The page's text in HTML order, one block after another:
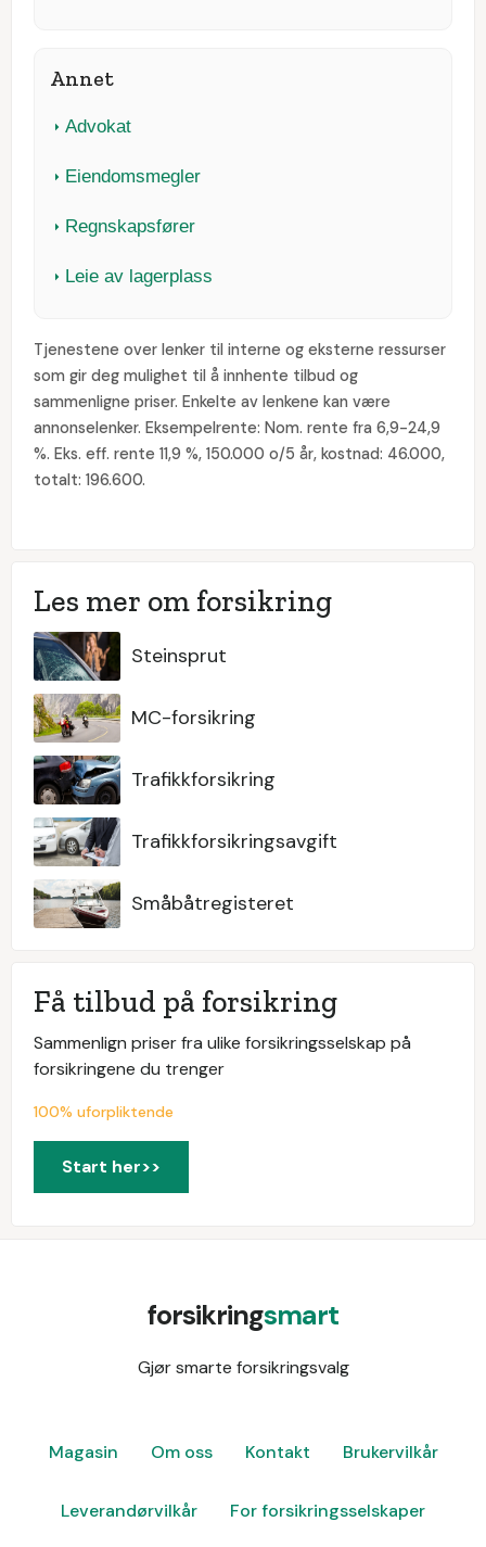
Annet
Advokat
Eiendomsmegler
Regnskapsfører
Leie av lagerplass
Tjenestene over lenker til interne og eksterne ressurser
som gir deg mulighet til å innhente tilbud og
sammenligne priser. Enkelte av lenkene kan være
annonselenker. Eksempelrente: Nom. rente fra 6,9-24,9
%. Eks. eff. rente 11,9 %, 150.000 o/5 år, kostnad: 46.000,
totalt: 196.600.
Les mer om forsikring
Steinsprut
MC-forsikring
Trafikkforsikring
Trafikkforsikringsavgift
Småbåtregisteret
Få tilbud på forsikring
Sammenlign priser fra ulike forsikringsselskap på
forsikringene du trenger
100% uforpliktende
Start her>>
forsikringsmart
Gjør smarte forsikringsvalg
Magasin Om oss Kontakt Brukervilkår
Leverandørvilkår For forsikringsselskaper